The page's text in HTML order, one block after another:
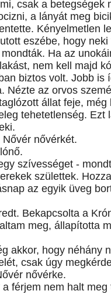
csak a
a lányát meg
Kényelmetlen
eszébe, hogy
Ha az
nem kell majd
biztos volt. Jobb
Nézte az orvos
állat feje,
tehetetlenség. Ezt
nővérkét.
szívességet -
születtek.
az egyik üveg
Bekapcsolta a
meg, állapította
akkor, hogy néhány
csak úgy
nővérke.
férjem nem halt meg